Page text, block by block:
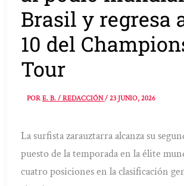
Brasil y regresa
10 del
Tour
PORE. B. / REDACCIÓN/23 JUNIO, 2026
La surfista zarauztarra alcanza su
puesto de la temporada en la élite
cuatro posiciones en la clasificación